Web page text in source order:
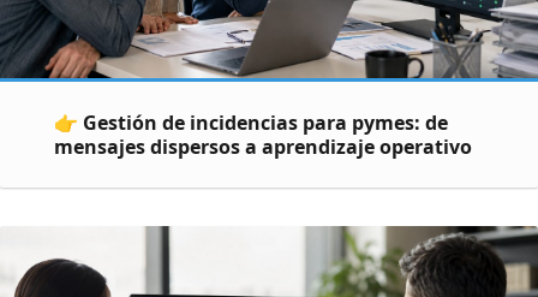
👉 Gestión de incidencias para pymes: de
mensajes dispersos a aprendizaje operativo